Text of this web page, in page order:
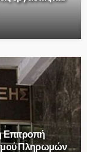
Πληρωμών